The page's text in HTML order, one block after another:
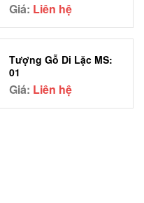
Giá: Liên hệ
Tượng Gỗ Di Lặc MS:
01
Giá: Liên hệ